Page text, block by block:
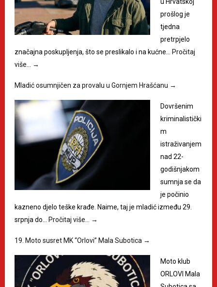
prošlog je
tjedna
pretrpjelo
značajna poskupljenja, što se preslikalo i na kućne…
Pročitaj
više…
→
Mladić osumnjičen za provalu u Gornjem Hrašćanu →
Dovršenim
kriminalistički
m
istraživanjem
nad 22-
godišnjakom
sumnja se da
je počinio
kazneno djelo teške krađe. Naime, taj je mladić između 29.
srpnja do…
Pročitaj više… →
19. Moto susret MK “Orlovi” Mala Subotica →
Moto klub
ORLOVI Mala